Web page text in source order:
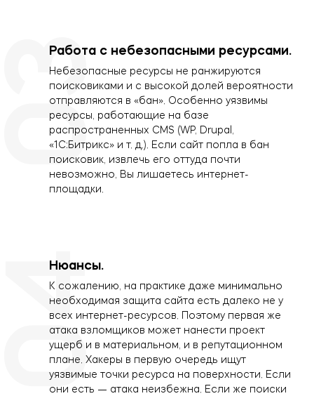
Работа с небезопасными ресурсами.
Небезопасные ресурсы не ранжируются
поисковиками и с высокой долей вероятности
отправляются в «бан». Особенно уязвимы
ресурсы, работающие на базе
распространенных CMS (WP, Drupal,
«1С:Битрикс» и т. д.). Если сайт попла в бан
поисковик, извлечь его оттуда почти
невозможно, Вы лишаетесь интернет-
площадки.
03
Нюансы.
К сожалению, на практике даже минимально
необходимая защита сайта есть далеко не у
всех интернет-ресурсов. Поэтому первая же
атака взломщиков может нанести проект
ущерб и в материальном, и в репутационном
плане. Хакеры в первую очередь ищут
уязвимые точки ресурса на поверхности. Если
они есть — атака неизбежна. Если же поиски
04